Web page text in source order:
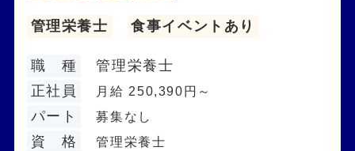
管理栄養士 食事イベントあり
職 種
管理栄養士
正社員
月給 250,390円～
パート 募集なし
資 格 管理栄養士